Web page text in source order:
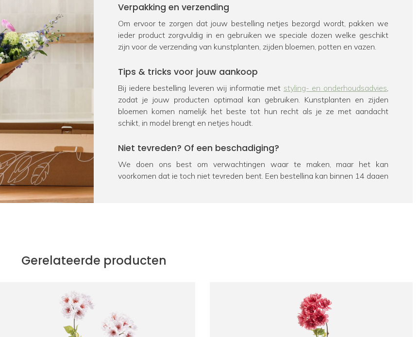
Verpakking en verzending
Om ervoor te zorgen dat jouw bestelling netjes bezorgd wordt, pakken we
ieder product zorgvuldig in en gebruiken we speciale dozen welke geschikt
zijn voor de verzending van kunstplanten, zijden bloemen, potten en vazen.
Tips & tricks voor jouw aankoop
Bij iedere bestelling leveren wij informatie met styling- en onderhoudsadvies,
zodat je jouw producten optimaal kan gebruiken. Kunstplanten en zijden
bloemen komen namelijk het beste tot hun recht als je ze met aandacht
schikt, in model brengt en netjes houdt.
Niet tevreden? Of een beschadiging?
We doen ons best om verwachtingen waar te maken, maar het kan
voorkomen dat je toch niet tevreden bent. Een bestelling kan binnen 14 dagen
kunstplanten en zijden bloemen. Dus zit je nog met een vraag over een
Bij FloraWorks hebben we veel ervaring in het opleveren van
zakelijke klanten. Ook werken we vaak samen met interieurstylisten en
Gerelateerde producten